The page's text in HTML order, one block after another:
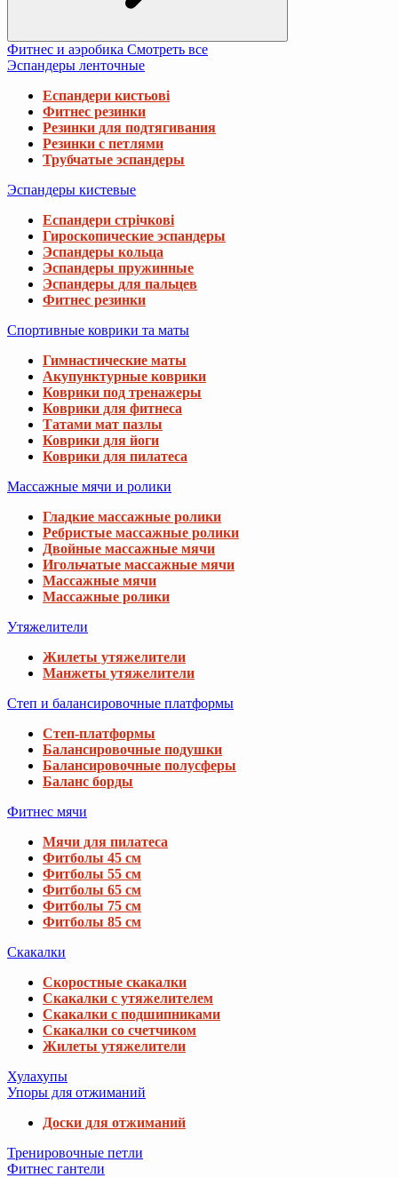
Фитнес и аэробика Смотреть все
Эспандеры ленточные
Еспандери кистьові
Фитнес резинки
Резинки для подтягивания
Резинки с петлями
Трубчатые эспандеры
Эспандеры кистевые
Еспандери стрічкові
Гироскопические эспандеры
Эспандеры кольца
Эспандеры пружинные
Эспандеры для пальцев
Фитнес резинки
Спортивные коврики та маты
Гимнастические маты
Акупунктурные коврики
Коврики под тренажеры
Коврики для фитнеса
Татами мат пазлы
Коврики для йоги
Коврики для пилатеса
Массажные мячи и ролики
Гладкие массажные ролики
Ребристые массажные ролики
Двойные массажные мячи
Игольчатые массажные мячи
Массажные мячи
Массажные ролики
Утяжелители
Жилеты утяжелители
Манжеты утяжелители
Степ и балансировочные платформы
Степ-платформы
Балансировочные подушки
Балансировочные полусферы
Баланс борды
Фитнес мячи
Мячи для пилатеса
Фитболы 45 см
Фитболы 55 см
Фитболы 65 см
Фитболы 75 см
Фитболы 85 см
Скакалки
Скоростные скакалки
Скакалки с утяжелителем
Скакалки с подшипниками
Скакалки со счетчиком
Жилеты утяжелители
Хулахупы
Упоры для отжиманий
Доски для отжиманий
Тренировочные петли
Фитнес гантели